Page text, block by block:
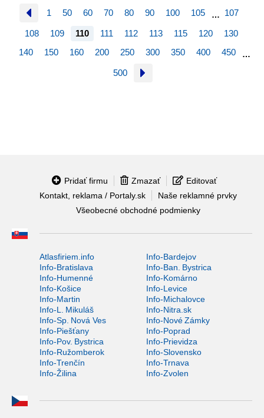
1 50 60 70 80 90 100 105 … 107
108 109 110 111 112 113 115 120
130
140
150 160 200 250 300 350 400 450 …
500
Pridať firmu Zmazať
Editovať
Kontakt, reklama / Portaly.sk
Naše reklamné prvky
Všeobecné obchodné podmienky
Atlasfiriem.info
Info-Bardejov
Info-Bratislava
Info-Ban. Bystrica
Info-Humenné
Info-Komárno
Info-Košice
Info-Levice
Info-Martin
Info-Michalovce
Info-L. Mikuláš
Info-Nitra.sk
Info-Sp. Nová Ves
Info-Nové Zámky
Info-Piešťany
Info-Poprad
Info-Pov. Bystrica
Info-Prievidza
Info-Ružomberok
Info-Slovensko
Info-Trenčín
Info-Trnava
Info-Žilina
Info-Zvolen